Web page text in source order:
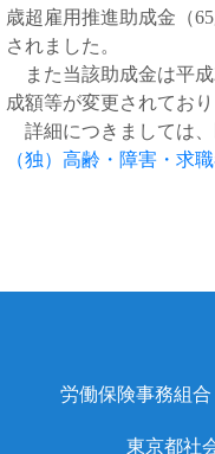
歳超雇用推進助成金（
されました。
また当該助成金は平成
成額等が変更されており
詳細につきましては、
（独）高齢・障害・求
労働保険事務組
東京都社